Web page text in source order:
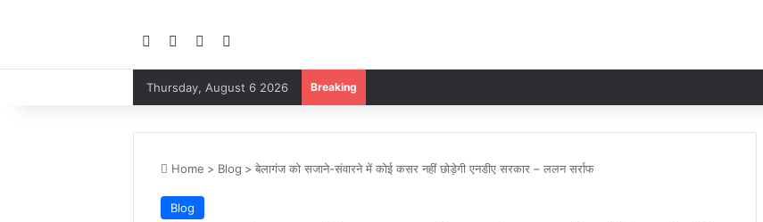
FacebookYouTubeInstagram
Thursday, August 6 2026 Breaking
Home > Blog > बेलागंज को सजाने-संवारने में कोई कसर नहीं छोड़ेगी एनडीए सरकार – ललन सर्राफ
Blog